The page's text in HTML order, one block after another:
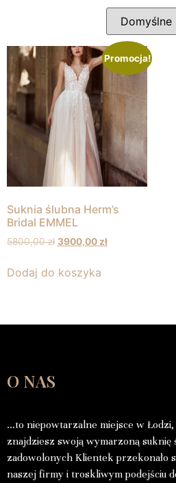
Promocja!
Suknia ślubna Herm’s
Bridal EMMEL
5800,00zł 3900,00zł
Dodaj do koszyka
O NAS
…to niepowtarzalne miejsce w Łodzi,
znajdziesz swoją wymarzoną suknię
zadowolonych Klientek przekonało
naszej firmy i troskliwym podejściu